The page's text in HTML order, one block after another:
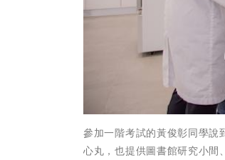
參加一階考試的黃俊彰同學說
心丸，也提供圖書館研究小間